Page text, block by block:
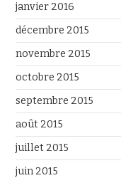
janvier 2016
décembre 2015
novembre 2015
octobre 2015
septembre 2015
août 2015
juillet 2015
juin 2015